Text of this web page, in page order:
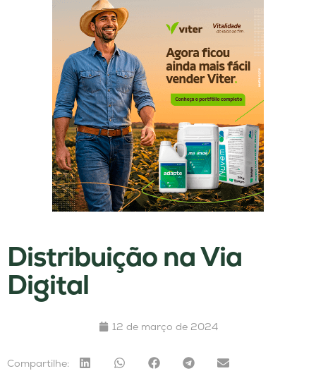
Distribuição na Via
Digital
12 de março de 2024
Compartilhe: